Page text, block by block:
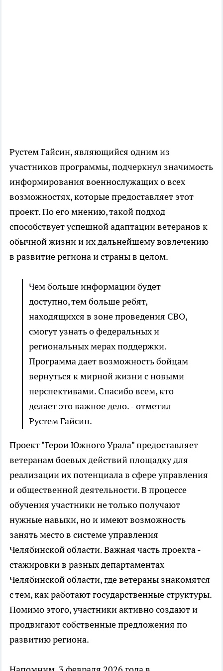
Рустем Гайсин, являющийся одним из
участников программы, подчеркнул значимость
информирования военнослужащих о всех
возможностях, которые предоставляет этот
проект. По его мнению, такой подход
способствует успешной адаптации ветеранов к
обычной жизни и их дальнейшему вовлечению
в развитие региона и страны в целом.
Чем больше информации будет
доступно, тем больше ребят,
находящихся в зоне проведения СВО,
смогут узнать о федеральных и
региональных мерах поддержки.
Программа дает возможность бойцам
вернуться к мирной жизни с новыми
перспективами. Спасибо всем, кто
делает это важное дело. - отметил
Рустем Гайсин.
Проект "Герои Южного Урала" предоставляет
ветеранам боевых действий площадку для
реализации их потенциала в сфере управления
и общественной деятельности. В процессе
обучения участники не только получают
нужные навыки, но и имеют возможность
занять место в системе управления
Челябинской области. Важная часть проекта -
стажировки в разных департаментах
Челябинской области, где ветераны знакомятся
с тем, как работают государственные структуры.
Помимо этого, участники активно создают и
продвигают собственные предложения по
развитию региона.